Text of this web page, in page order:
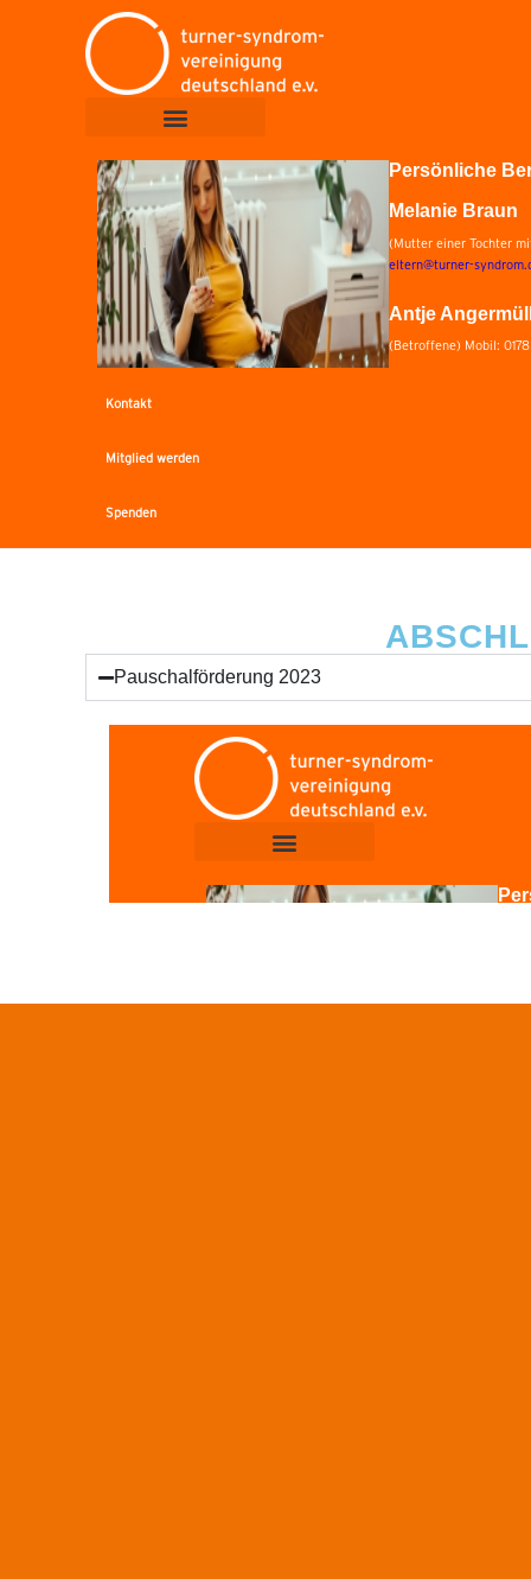
Persönliche
Melanie Braun
(Mutter einer Tochter
eltern@turner-
Antje
(Betroffene) Mobil:
Kontakt
Mitglied werden
Spenden
Pauschalförderung 2023